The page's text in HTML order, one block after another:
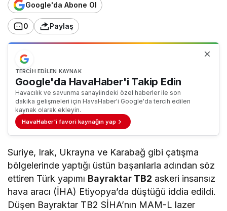
Google'da Abone Ol
0 Paylaş
TERCIH EDILEN KAYNAK
Google'da HavaHaber'i Takip Edin
Havacılık ve savunma sanayiindeki özel haberler ile son
dakika gelişmeleri için HavaHaber'i Google'da tercih edilen
kaynak olarak ekleyin.
HavaHaber'i favori kaynağın yap
Suriye, Irak, Ukrayna ve Karabağ gibi çatışma
bölgelerinde yaptığı üstün başarılarla adından söz
ettiren Türk yapımı Bayraktar TB2 askeri insansız
hava aracı (İHA) Etiyopya’da düştüğü iddia edildi.
Düşen Bayraktar TB2 SİHA’nın MAM-L lazer